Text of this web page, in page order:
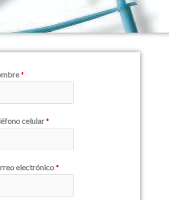
*
celular*
electrónico*